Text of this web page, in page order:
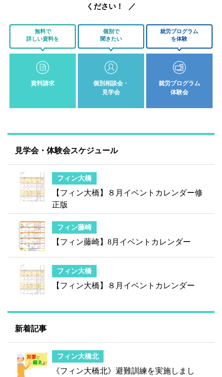
ください！
無料で
詳しい資料を
資料請求
個別で
聞きたい
個別相談会・
見学会
就労プログラム
を体験
就労プログラム
体験会
見学会・体験会スケジュール
フィン大橋
【フィン大橋】８月イベントカレンダー修
正版
フィン藤崎
【フィン藤崎】8月イベントカレンダー
フィン大橋
【フィン大橋】８月イベントカレンダー
新着記事
フィン大橋北
《フィン大橋北》避難訓練を実施しまし